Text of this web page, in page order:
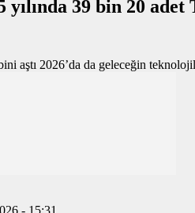
yılında 39 bin 20